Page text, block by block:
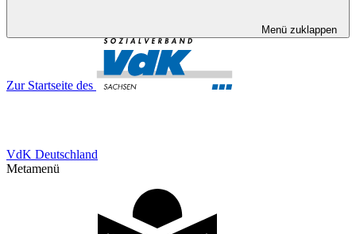
Menü zuklappen
Zur Startseite des
VdK Deutschland
Metamenü